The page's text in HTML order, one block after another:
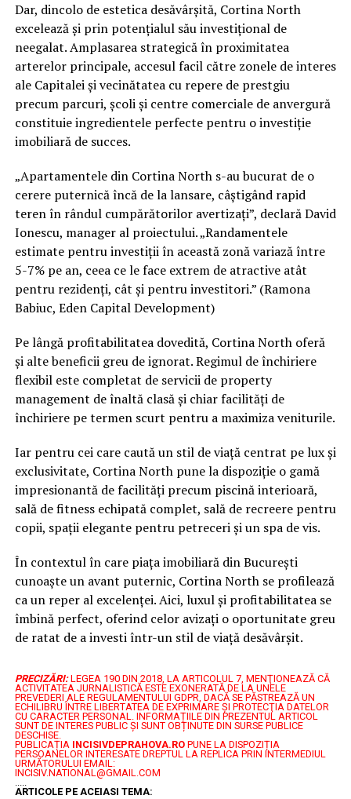
Dar, dincolo de estetica desăvârșită, Cortina North
excelează și prin potențialul său investițional de
neegalat. Amplasarea strategică în proximitatea
arterelor principale, accesul facil către zonele de interes
ale Capitalei și vecinătatea cu repere de prestgiu
precum parcuri, școli și centre comerciale de anvergură
constituie ingredientele perfecte pentru o investiție
imobiliară de succes.
„Apartamentele din Cortina North s-au bucurat de o
cerere puternică încă de la lansare, câștigând rapid
teren în rândul cumpărătorilor avertizați”, declară David
Ionescu, manager al proiectului. „Randamentele
estimate pentru investiții în această zonă variază între
5-7% pe an, ceea ce le face extrem de atractive atât
pentru rezidenți, cât și pentru investitori.” (Ramona
Babiuc, Eden Capital Development)
Pe lângă profitabilitatea dovedită, Cortina North oferă
și alte beneficii greu de ignorat. Regimul de închiriere
flexibil este completat de servicii de property
management de înaltă clasă și chiar facilități de
închiriere pe termen scurt pentru a maximiza veniturile.
Iar pentru cei care caută un stil de viață centrat pe lux și
exclusivitate, Cortina North pune la dispoziție o gamă
impresionantă de facilități precum piscină interioară,
sală de fitness echipată complet, sală de recreere pentru
copii, spații elegante pentru petreceri și un spa de vis.
În contextul în care piața imobiliară din București
cunoaște un avant puternic, Cortina North se profilează
ca un reper al excelenței. Aici, luxul și profitabilitatea se
îmbină perfect, oferind celor avizați o oportunitate greu
de ratat de a investi într-un stil de viață desăvârșit.
PRECIZĂRI: LEGEA 190 DIN 2018, LA ARTICOLUL 7, MENŢIONEAZĂ CĂ
ACTIVITATEA JURNALISTICĂ ESTE EXONERATĂ DE LA UNELE
PREVEDERI ALE REGULAMENTULUI GDPR, DACĂ SE PĂSTREAZĂ UN
ECHILIBRU ÎNTRE LIBERTATEA DE EXPRIMARE ŞI PROTECŢIA DATELOR
CU CARACTER PERSONAL. INFORMAȚIILE DIN PREZENTUL ARTICOL
SUNT DE INTERES PUBLIC ȘI SUNT OBȚINUTE DIN SURSE PUBLICE
DESCHISE.
PUBLICAȚIA INCISIVDEPRAHOVA.ROPUNE LA DISPOZIȚIA
PERSOANELOR INTERESATE DREPTUL LA REPLICA PRIN INTERMEDIUL
URMĂTORULUI EMAIL:
INCISIV.NATIONAL@GMAIL.COM
.....
ARTICOLE PE ACEIASI TEMA: